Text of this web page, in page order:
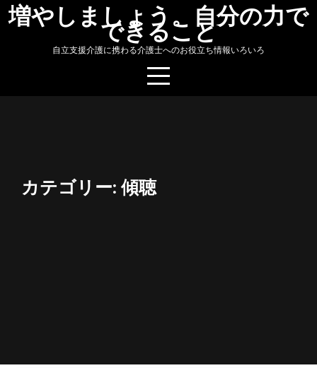
Skip
to増やしましょう。自分の力で
できること
自立支援介護に携わる介護士へのお役立ち情報いろいろ
カテゴリー:傾聴